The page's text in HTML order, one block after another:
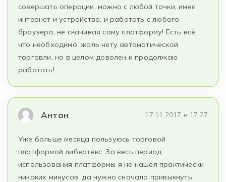
совершать операции, можно с любой точки, имея
интернет и устройство, и работать с любого
браузера, не скачивая саму платформу! Есть всё,
что необходимо, жаль нету автоматической
торговли, но в целом доволен и продолжаю
работать!
Антон 17.11.2017 в 17:27
Уже больше месяца пользуюсь торговой
платформой либертекс. За весь период
использования платформы я не нашел практически
никаких минусов, да нужно сначала привыкнуть